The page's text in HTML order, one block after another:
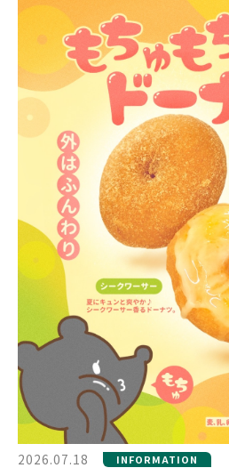
2026.07.18 INFORMATION